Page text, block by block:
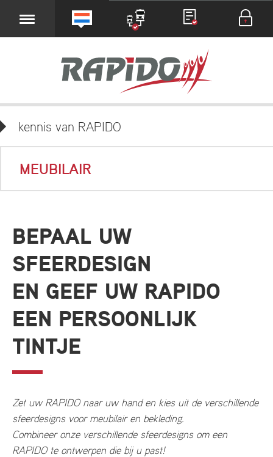
kennis van RAPIDO
MEUBILAIR
BEPAAL UW
SFEERDESIGN
EN GEEF UW RAPIDO
EEN PERSOONLIJK
TINTJE
Zet uw RAPIDO naar uw hand en kies uit de verschillende
sfeerdesigns voor meubilair en bekleding.
Combineer onze verschillende sfeerdesigns om een
RAPIDO te ontwerpen die bij u past!